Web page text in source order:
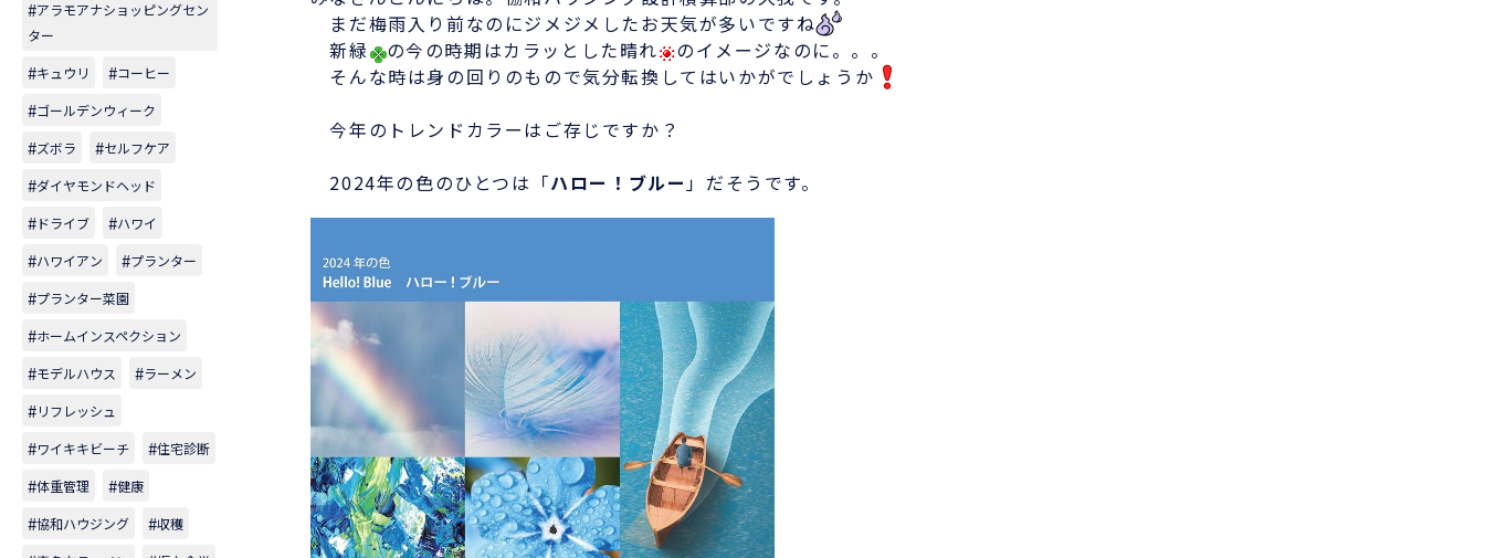
まだ梅雨入り前なのにジメジメしたお天気が多いですね
新緑
の今の時期はカラッとした晴れ
のイメージなのに。。。
そんな時は身の回りのもので気分転換してはいかがでしょうか
今年のトレンドカラーはご存じですか？
2024年の色のひとつは「ハロー！ブルー」だそうです。
アラモアナショッピングセン
ター
キュウリ
コーヒー
ゴールデンウィーク
ズボラ
セルフケア
ダイヤモンドヘッド
ドライブ
ハワイ
ハワイアン
プランター
プランター菜園
ホームインスペクション
モデルハウス
ラーメン
リフレッシュ
ワイキキビーチ
住宅診断
体重管理
健康
協和ハウジング
収穫